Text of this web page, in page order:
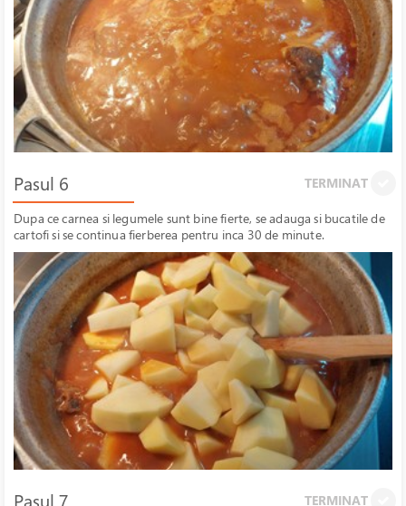
Pasul 6 TERMINAT
Dupa ce carnea si legumele sunt bine fierte, se adauga si bucatile de
cartofi si se continua fierberea pentru inca 30 de minute.
Pasul 7 TERMINAT